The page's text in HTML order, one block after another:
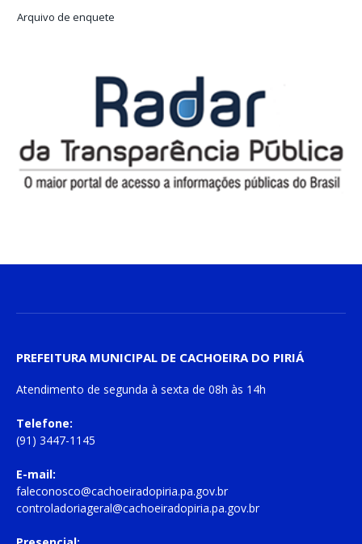
Arquivo de enquete
PREFEITURA MUNICIPAL DE CACHOEIRA DO PIRIÁ
Atendimento de segunda à sexta de 08h às 14h
Telefone:
(91) 3447-1145
E-mail:
faleconosco@cachoeiradopiria.pa.gov.br
controladoriageral@cachoeiradopiria.pa.gov.br